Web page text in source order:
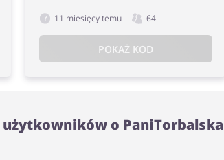
11 miesięcy temu 64
POKAŻ KOD
o PaniTorbalska